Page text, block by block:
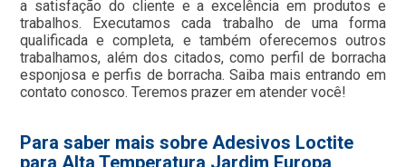
a satisfação do cliente e a excelência em produtos e
trabalhos. Executamos cada trabalho de uma forma
qualificada e completa, e também oferecemos outros
trabalhamos, além dos citados, como perfil de borracha
esponjosa e perfis de borracha. Saiba mais entrando em
contato conosco. Teremos prazer em atender você!
Para saber mais sobre Adesivos Loctite
para Alta Temperatura Jardim Europa